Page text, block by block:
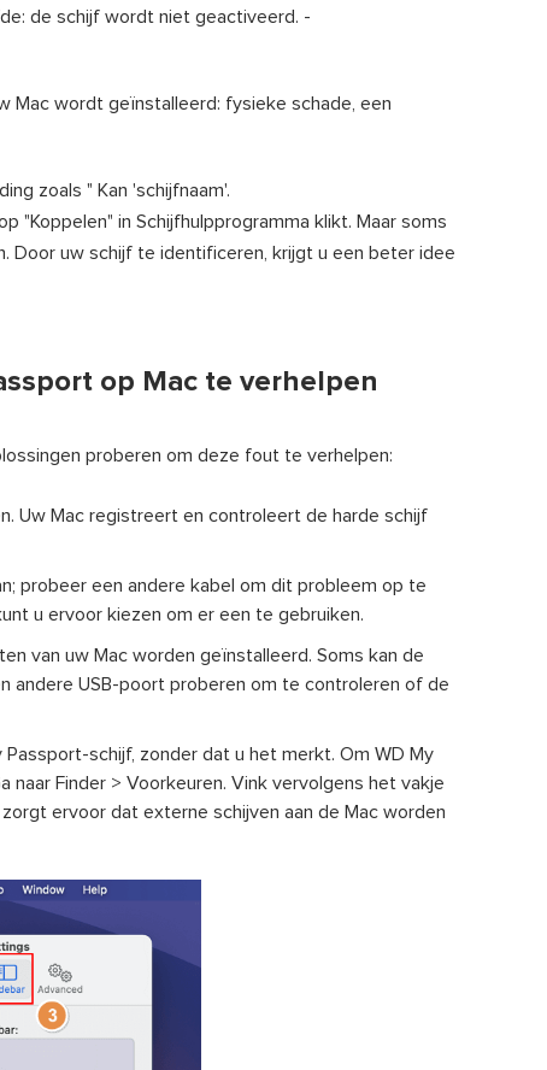
de schijf wordt niet geactiveerd. -
Mac wordt geïnstalleerd: fysieke schade, een
zoals " Kan 'schijfnaam'.
"Koppelen" in Schijfhulpprogramma klikt. Maar soms
Door uw schijf te identificeren, krijgt u een beter idee
op Mac te verhelpen
proberen om deze fout te verhelpen:
Uw Mac registreert en controleert de harde schijf
probeer een andere kabel om dit probleem op te
u ervoor kiezen om er een te gebruiken.
van uw Mac worden geïnstalleerd. Soms kan de
andere USB-poort proberen om te controleren of de
schijf, zonder dat u het merkt. Om WD My
Finder > Voorkeuren. Vink vervolgens het vakje
ervoor dat externe schijven aan de Mac worden